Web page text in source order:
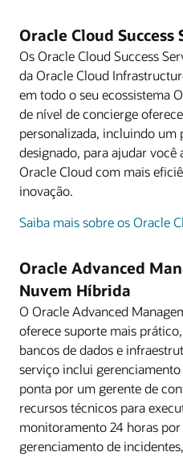
Oracle Cloud Success
Os Oracle Cloud Success
da Oracle Cloud
em todo o seu ecossistema
de nível de concierge
personalizada, incluindo
designado, para ajudar você
Oracle Cloud com mais
inovação.
Saiba mais sobre os Oracle
Oracle Advanced
Nuvem Híbrida
O Oracle Advanced
oferece suporte mais
bancos de dados e
serviço inclui
ponta por um gerente de
recursos técnicos para
monitoramento 24 horas
gerenciamento de